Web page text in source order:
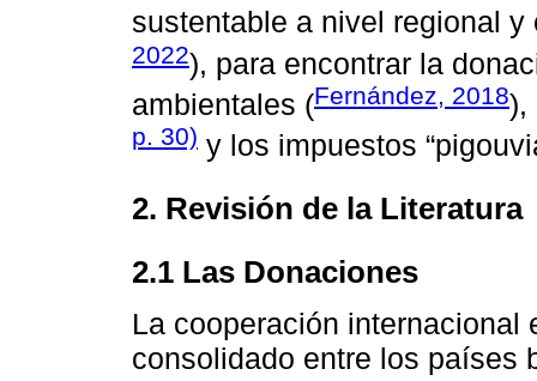
sustentable a nivel regional y
2022), para encontrar la
ambientales (Fernández, 2018),
p. 30) y los impuestos
2. Revisión de la Literatura
2.1 Las Donaciones
La cooperación internacional
consolidado entre los países